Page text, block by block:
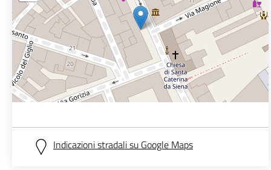
Indicazioni stradali su Google Maps